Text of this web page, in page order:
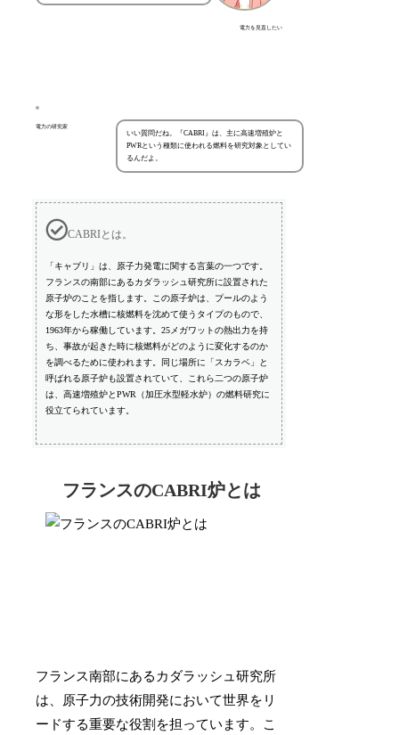
電力を見直したい
電力の研究家
いい質問だね。『CABRI』は、主に高速増殖炉と
PWRという種類に使われる燃料を研究対象としてい
るんだよ。
CABRIとは。
「キャブリ」は、原子力発電に関する言葉の一つです。
フランスの南部にあるカダラッシュ研究所に設置された
原子炉のことを指します。この原子炉は、プールのよう
な形をした水槽に核燃料を沈めて使うタイプのもので、
1963年から稼働しています。25メガワットの熱出力を持
ち、事故が起きた時に核燃料がどのように変化するのか
を調べるために使われます。同じ場所に「スカラベ」と
呼ばれる原子炉も設置されていて、これら二つの原子炉
は、高速増殖炉とPWR（加圧水型軽水炉）の燃料研究に
役立てられています。
フランスのCABRI炉とは
フランス南部にあるカダラッシュ研究所
は、原子力の技術開発において世界をリ
ードする重要な役割を担っています。こ